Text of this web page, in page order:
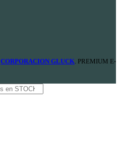
CORPORACION GLUCK . PREMIUM E-